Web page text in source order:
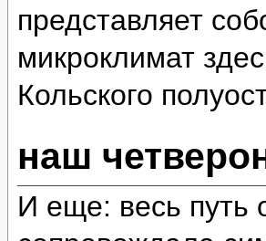
представляет
микроклимат
Кольского
наш
И еще: весь путь